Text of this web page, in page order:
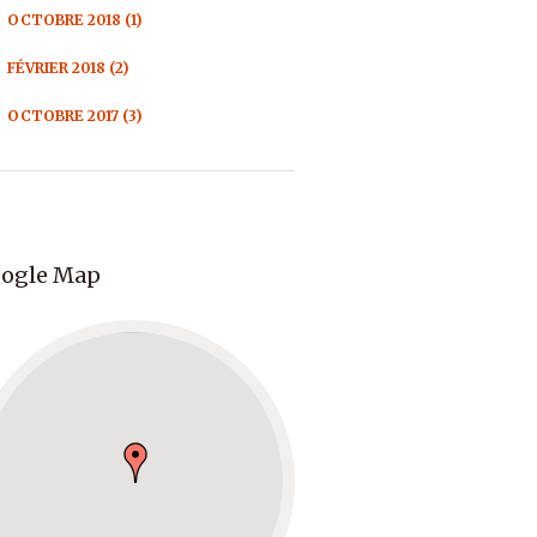
OCTOBRE 2018 (1)
FÉVRIER 2018 (2)
OCTOBRE 2017 (3)
Map